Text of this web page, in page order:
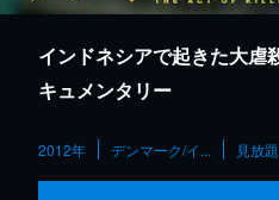
インドネシアで起きた大虐
キュメンタリー
2012年 デンマーク/イ... 見放題